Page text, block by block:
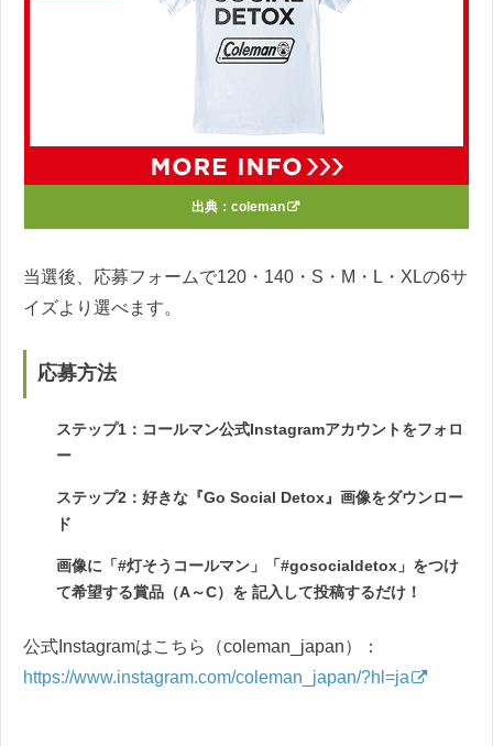
出典： coleman
当選後、応募フォームで120・140・S・M・L・XLの6サ
イズより選べます。
応募方法
ステップ1：コールマン公式Instagramアカウントをフォロ
ー
ステップ2：好きな『Go Social Detox』画像をダウンロー
ド
画像に「#灯そうコールマン」「#gosocialdetox」をつけ
て希望する賞品（A～C）を 記入して投稿するだけ！
公式Instagramはこちら（coleman_japan）：
https://www.instagram.com/coleman_japan/?hl=ja